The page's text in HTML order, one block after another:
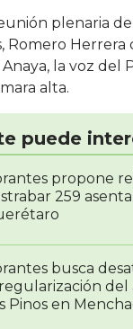
plenaria
Romero Herrera
la voz del
alta.
puede
propone
259
busca
regularización
Pinos en